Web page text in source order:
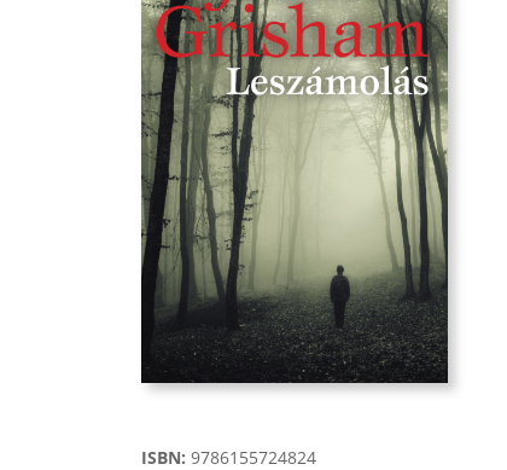
ISBN: 9786155724824